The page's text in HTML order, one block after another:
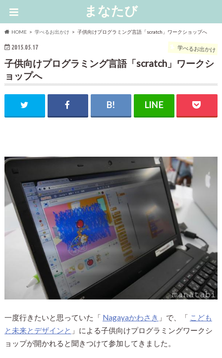
まなたび
HOME 学べるお出かけ 子供向けプログラミング言語「scratch」ワークショップへ
2015.05.17 学べるお出かけ
子供向けプログラミング言語「scratch」ワークシ
ョップへ
一度行きたいと思っていた「 Nagayaかわさき 」で、「 こども
と未来とデザインと 」による子供向けプログラミングワークシ
ョップが開かれると聞きつけて参加してきました。